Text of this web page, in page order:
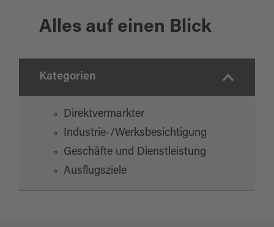
Alles auf einen Blick
Kategorien
Direktvermarkter
Industrie-/Werksbesichtigung
Geschäfte und Dienstleistung
Ausflugsziele